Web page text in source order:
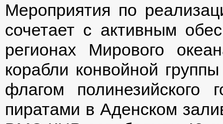
Мероприятия по
сочетает с активным
регионах Мирового
корабли конвойной
флагом полинезийского
пиратами в Аденском